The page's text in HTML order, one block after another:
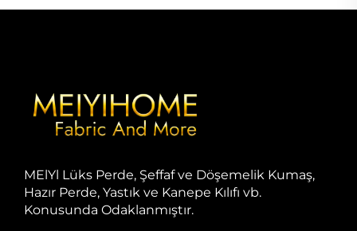
MElYl Lüks Perde, Şeffaf ve Döşemelik Kumaş,
Hazır Perde, Yastık ve Kanepe Kılıfı vb.
Konusunda Odaklanmıştır.